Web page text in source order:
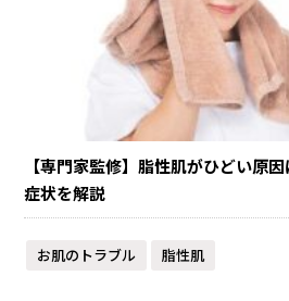
【専門家監修】脂性肌がひどい原
症状を解説
お肌のトラブル 脂性肌